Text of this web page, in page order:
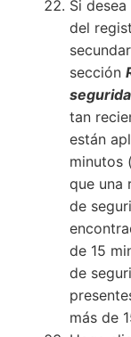
Si
del
sección
tan
están
minutos
que una
de
de 15
de
más de